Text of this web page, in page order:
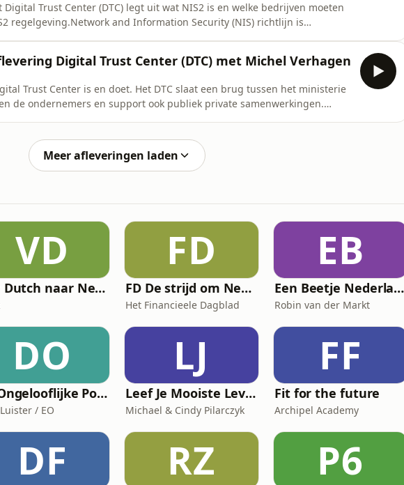
Trust Center (DTC) legt uit wat NIS2 is en welke bedrijven moeten
regelgeving.Network and Information Security (NIS) richtlijn is
Digital Trust Center (DTC) met Michel Verhagen
Trust Center is en doet. Het DTC slaat een brug tussen het ministerie
de ondernemers en support ook publiek private samenwerkingen.
Meer afleveringen laden
VD
Van Dutch naar Nederlands
FD
FD De strijd om Nexperia
Het Financieele Dagblad
EB
Een Beetje Nederlands
Robin van der Markt
DO
De Ongelooflijke Podcast
/ EO
LJ
Leef Je Mooiste Leven Podcast
Michael & Cindy Pilarczyk
FF
Fit for the future
Archipel Academy
DF RZ P6